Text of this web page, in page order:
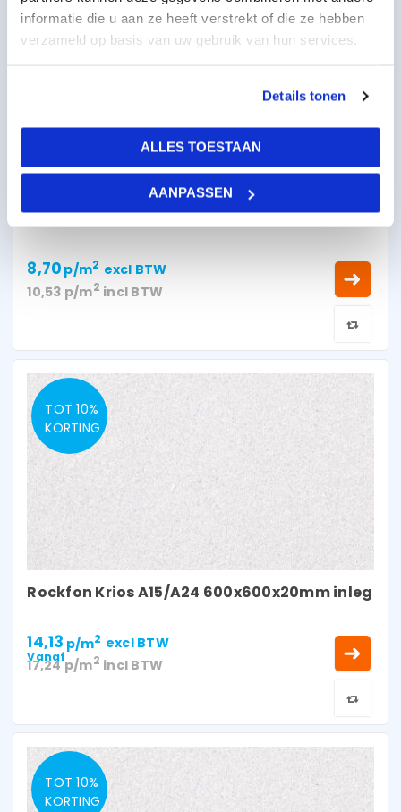
informatie die u aan ze heeft verstrekt of die ze hebben
verzameld op basis van uw gebruik van hun services.
Details tonen
ALLES TOESTAAN
AANPASSEN
OWA Brillianto 100 K3 1200x600x15mm
8,70 p/m2 excl BTW
10,53 p/m2 incl BTW
TOT 10%
KORTING
Rockfon Krios A15/A24 600x600x20mm inleg
Vanaf
14,13 p/m2 excl BTW
17,24p/m2 incl BTW
TOT 10%
KORTING